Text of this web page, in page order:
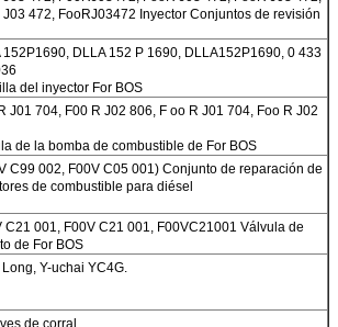
J03 472, FooRJ03472 Inyector Conjuntos de revisión
152P1690, DLLA 152 P 1690, DLLA152P1690, 0 433
del inyector For BOS
J01 704, F00 R J02 806, F oo R J01 704, Foo R J02
de la bomba de combustible de For BOS
C99 002, F00V C05 001) Conjunto de reparación de
de combustible para diésel
C21 001, F00V C21 001, F00VC21001 Válvula de
de For BOS
Long, Y-uchai YC4G.
de corral